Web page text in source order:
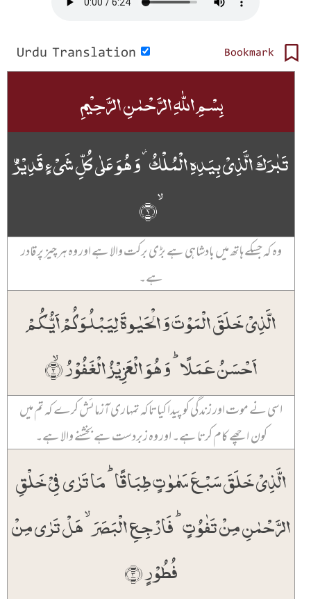
Urdu Translation
بِسۡمِ اللّٰہِ الرَّحۡمٰنِ الرَّحِیۡمِ
تَبٰرَکَ الَّذِیۡ بِیَدِہِ الۡمُلۡکُ ۫ وَ ہُوَ عَلٰی کُلِّ شَیۡءٍ قَدِیۡرُۨ
ۙ﴿۱﴾
وہ کہ جسکے ہاتھ میں بادشاہی ہے بڑی برکت والا ہے اور وہ ہر چیز پر قادر
ہے۔
الَّذِیۡ خَلَقَ الۡمَوۡتَ وَ الۡحَیٰوۃَ لِیَبۡلُوَکُمۡ اَیُّکُمۡ
اَحۡسَنُ عَمَلًا ؕ وَ ہُوَ الۡعَزِیۡزُ الۡغَفُوۡرُ ۙ﴿۲﴾
اسی نے موت اور زندگی کو پیدا کیا تاکہ تمہاری آزمائش کرے کہ تم میں
کون اچھے کام کرتا ہے۔ اور وہ زبردست ہے بخشنے والا ہے۔
الَّذِیۡ خَلَقَ سَبۡعَ سَمٰوٰتٍ طِبَاقًا ؕ مَا تَرٰی فِیۡ خَلۡقِ
الرَّحۡمٰنِ مِنۡ تَفٰوُتٍ ؕ فَارۡجِعِ الۡبَصَرَ ۙ ہَلۡ تَرٰی مِنۡ
فُطُوۡرٍ ﴿۳﴾